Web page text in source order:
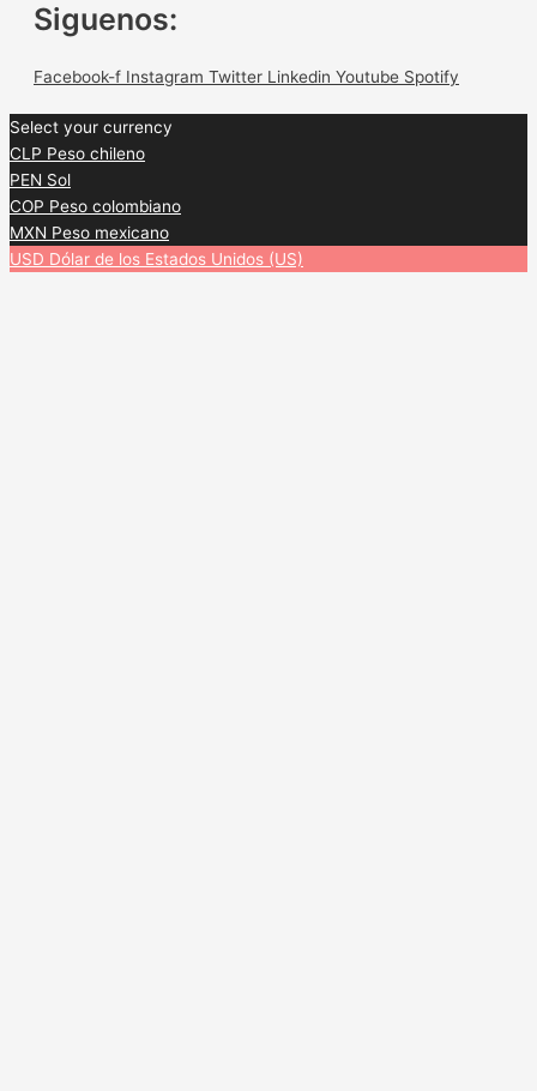
Siguenos:
Facebook-f Instagram Twitter Linkedin Youtube Spotify
Select your currency
CLP Peso chileno
PEN Sol
COP Peso colombiano
MXN Peso mexicano
USD Dólar de los Estados Unidos (US)